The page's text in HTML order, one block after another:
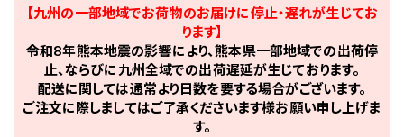
【九州の一部地域でお荷物のお届けに停止・遅れが生じてお
ります】
令和8年熊本地震の影響により、熊本県一部地域での出荷停
止、ならびに九州全域での出荷遅延が生じております。
配送に関しては通常より日数を要する場合がございます。
ご注文に際しましてはご了承くださいます様お願い申し上げま
す。